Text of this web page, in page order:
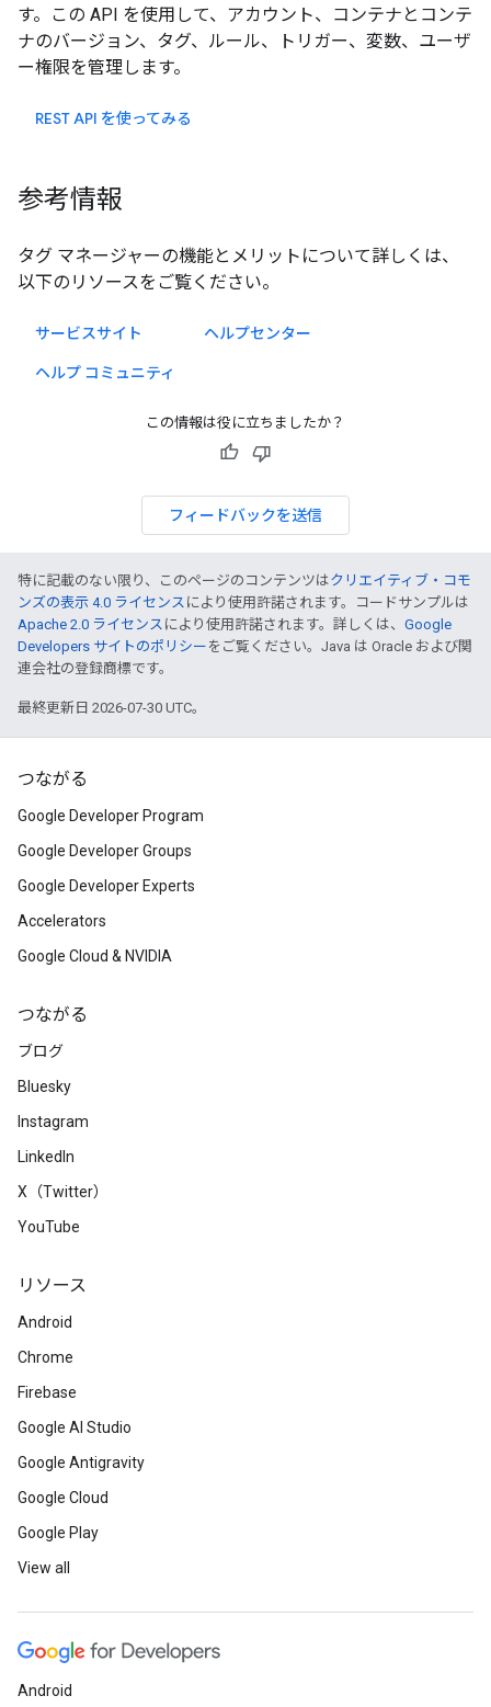
す。この API を使用して、アカウント、コンテナとコンテ
ナのバージョン、タグ、ルール、トリガー、変数、ユーザ
ー権限を管理します。
REST API を使ってみる
参考情報
タグ マネージャーの機能とメリットについて詳しくは、
以下のリソースをご覧ください。
サービスサイト
ヘルプセンター
ヘルプ コミュニティ
この情報は役に立ちましたか？
フィードバックを送信
特に記載のない限り、このページのコンテンツはクリエイティブ・コモ
ンズの表示 4.0 ライセンス により使用許諾されます。コードサンプルは
Apache 2.0 ライセンス により使用許諾されます。詳しくは、 Google
Developers サイトのポリシー をご覧ください。Java は Oracle および関
連会社の登録商標です。
最終更新日 2026-07-30 UTC。
つながる
Google Developer Program
Google Developer Groups
Google Developer Experts
Accelerators
Google Cloud & NVIDIA
つながる
ブログ
Bluesky
Instagram
LinkedIn
X（Twitter）
YouTube
リソース
Android
Chrome
Firebase
Google AI Studio
Google Antigravity
Google Cloud
Google Play
View all
Android